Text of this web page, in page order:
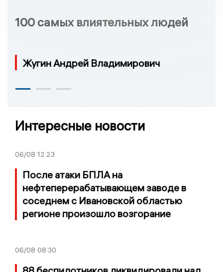
100 самых влиятельных людей
Жугин Андрей Владимирович
Интересные новости
06/08 12:23
После атаки БПЛА на
нефтеперерабатывающем заводе в
соседнем с Ивановской областью
регионе произошло возгорание
06/08 08:30